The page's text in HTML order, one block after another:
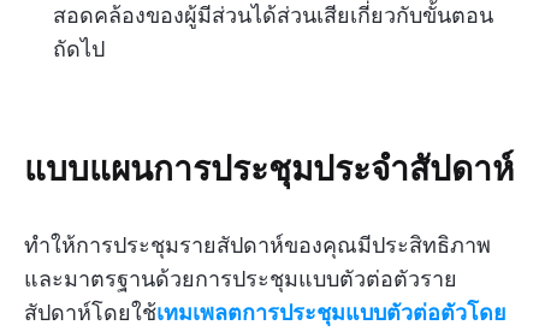
สอดคล้องของผู้มีส่วนได้ส่วนเสียเกี่ยวกับขั้นตอน
ถัดไป
แบบแผนการประชุมประจำสัปดาห์
ทำให้การประชุมรายสัปดาห์ของคุณมีประสิทธิภาพ
และมาตรฐานด้วยการประชุมแบบตัวต่อตัวราย
สัปดาห์โดยใช้เทมเพลตการประชุมแบบตัวต่อตัวโดย